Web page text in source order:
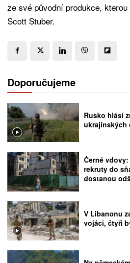
ze své původní produkce,
Scott Stuber.
Doporučujeme
Rusko hlásí
ukrajinských
Černé
rekruty do
dostanou
V Libanonu
vojáci, čtyři